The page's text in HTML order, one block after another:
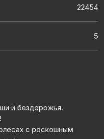
22454
5
и бездорожья.
с роскошным